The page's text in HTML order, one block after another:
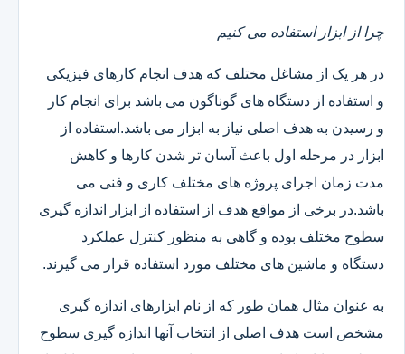
چرا از ابزار استفاده می کنیم
در هر یک از مشاغل مختلف که هدف انجام کارهای فیزیکی
و استفاده از دستگاه های گوناگون می باشد برای انجام کار
و رسیدن به هدف اصلی نیاز به ابزار می باشد.استفاده از
ابزار در مرحله اول باعث آسان تر شدن کارها و کاهش
مدت زمان اجرای پروژه های مختلف کاری و فنی می
باشد.در برخی از مواقع هدف از استفاده از ابزار اندازه گیری
سطوح مختلف بوده و گاهی به منظور کنترل عملکرد
دستگاه و ماشین های مختلف مورد استفاده قرار می گیرند.
به عنوان مثال همان طور که از نام ابزارهای اندازه گیری
مشخص است هدف اصلی از انتخاب آنها اندازه گیری سطوح